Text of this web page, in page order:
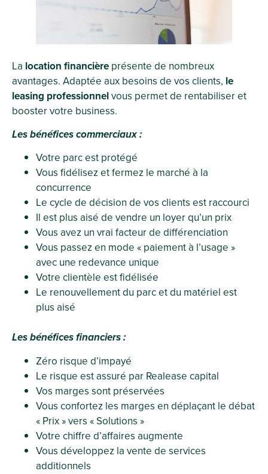
La location financière présente de nombreux
avantages. Adaptée aux besoins de vos clients, le
leasing professionnelvous permet de rentabiliser et
booster votre business.
Les bénéfices commerciaux :
Votre parc est protégé
Vous fidélisez et fermez le marché à la
concurrence
Le cycle de décision de vos clients est raccourci
Il est plus aisé de vendre un loyer qu’un prix
Vous avez un vrai facteur de différenciation
Vous passez en mode « paiement à l’usage »
avec une redevance unique
Votre clientèle est fidélisée
Le renouvellement du parc et du matériel est
plus aisé
Les bénéfices financiers :
Zéro risque d’impayé
Le risque est assuré par Realease capital
Vos marges sont préservées
Vous confortez les marges en déplaçant le débat
« Prix » vers « Solutions »
Votre chiffre d’affaires augmente
Vous développez la vente de services
additionnels